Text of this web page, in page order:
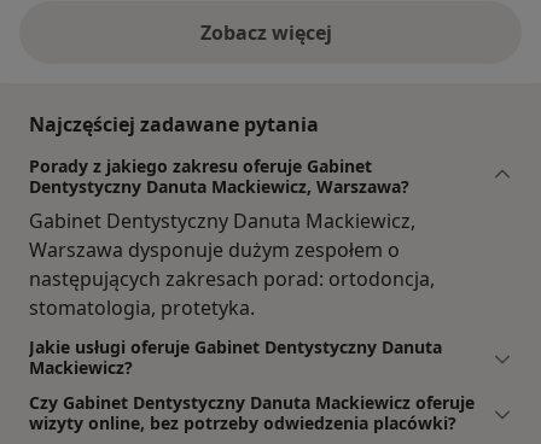
Zobacz więcej
Najczęściej zadawane pytania
Porady z jakiego zakresu oferuje Gabinet
Dentystyczny Danuta Mackiewicz, Warszawa?
Gabinet Dentystyczny Danuta Mackiewicz,
Warszawa dysponuje dużym zespołem o
następujących zakresach porad: ortodoncja,
stomatologia, protetyka.
Jakie usługi oferuje Gabinet Dentystyczny Danuta
Mackiewicz?
Czy Gabinet Dentystyczny Danuta Mackiewicz oferuje
wizyty online, bez potrzeby odwiedzenia placówki?